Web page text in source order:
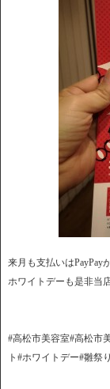
来月も支払いはPayPay
ホワイトデーも是非当
#高松市美容室#高松市
ト#ホワイトデー#雛祭